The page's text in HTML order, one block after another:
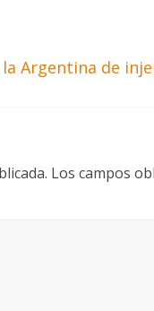
la Argentina de
Los campos